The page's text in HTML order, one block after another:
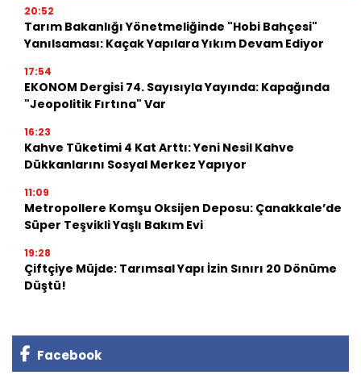
20:52
Tarım Bakanlığı Yönetmeliğinde "Hobi Bahçesi"
Yanılsaması: Kaçak Yapılara Yıkım Devam Ediyor
17:54
EKONOM Dergisi 74. Sayısıyla Yayında: Kapağında
"Jeopolitik Fırtına" Var
16:23
Kahve Tüketimi 4 Kat Arttı: Yeni Nesil Kahve
Dükkanlarını Sosyal Merkez Yapıyor
11:09
Metropollere Komşu Oksijen Deposu: Çanakkale’de
Süper Teşvikli Yaşlı Bakım Evi
19:28
Çiftçiye Müjde: Tarımsal Yapı İzin Sınırı 20 Dönüme
Düştü!
Facebook